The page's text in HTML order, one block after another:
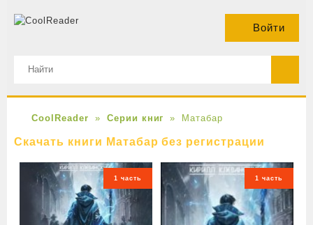
Войти
CoolReader Серии книг Матабар
Скачать книги Матабар без регистрации
1 часть 1 часть